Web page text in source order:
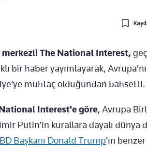
merkezli The National Interest,
bir haber yayımlayarak,
muhtaç olduğundan bahsetti.
Interest'e göre, Avrupa
Putin’in kurallara dayalı
Başkanı Donald Trump’ın